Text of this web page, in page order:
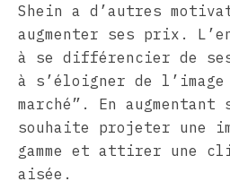
Shein a d’autres
augmenter ses prix.
à se différencier de
à s’éloigner de l’image
marché”. En
souhaite projeter une
gamme et attirer une
aisée.